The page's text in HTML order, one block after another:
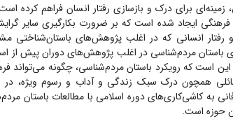
زمینه‌ای برای درک و بازسازی رفتار انسان فراهم
ایجاد شده است که بر ضرورت بکارگیری سایر
انسانی که در اغلب پژوهش‌های باستان‌شناختی
مردم‌شناسی در اغلب پژوهش‌های دوران پیش از
است که رویکرد باستان مردم‌شناسی، چگونه می‌تواند
همچون درک سبک زندگی و آداب و رسوم ویژه، در
به کاشی‌کاری‌های دوره اسلامی با مطالعات باستان
حوزه است.